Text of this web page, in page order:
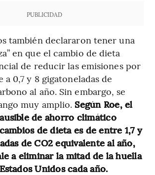
PUBLICIDAD
también declararon tener una
en que el cambio de dieta
de reducir las emisiones por
a 0,7 y 8 gigatoneladas de
al año. Sin embargo, se
muy amplio. Según Roe, el
de ahorro climático
de dieta es de entre 1,7 y
de CO2 equivalente al año,
a eliminar la mitad de la huella
Unidos cada año.